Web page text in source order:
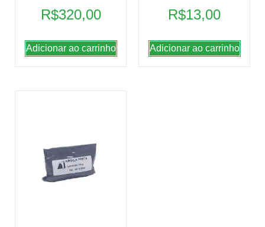
R$320,00
Adicionar ao carrinho
R$13,00
Adicionar ao carrinho